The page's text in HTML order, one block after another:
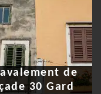
de
30 Gard